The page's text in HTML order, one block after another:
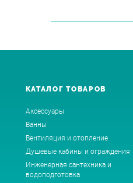
КАТАЛОГ ТОВАРОВ
Аксессуары
Ванны
Вентиляция и отопление
Душевые кабины и ограждения
Инженерная сантехника и
водоподготовка